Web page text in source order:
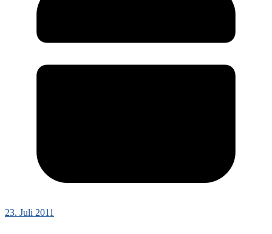
23. Juli 2011